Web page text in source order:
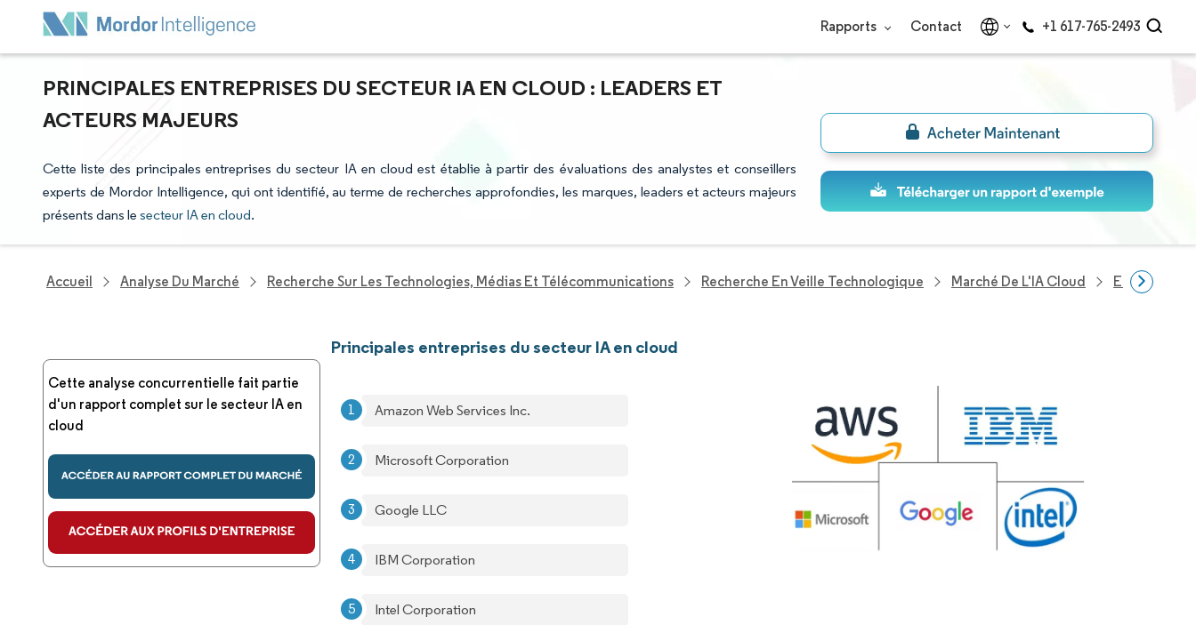
Rapports Contact +1 617-765-2493
PRINCIPALES ENTREPRISES DU SECTEUR IA EN CLOUD : LEADERS ET
ACTEURS MAJEURS
Cette liste des principales entreprises du secteur IA en cloud est établie à partir des évaluations des analystes et conseillers
experts de Mordor Intelligence, qui ont identifié, au terme de recherches approfondies, les marques, leaders et acteurs majeurs
présents dans le secteur IA en cloud.
Accueil Analyse Du Marché Recherche Sur Les Technologies, Médias Et Télécommunications Recherche En Veille Technologique Marché De L'IA Cloud Entreprises
Cette analyse concurrentielle fait partie
d'un rapport complet sur le secteur IA en
cloud
Principales entreprises du secteur IA en cloud
Amazon Web Services Inc.
Microsoft Corporation
Google LLC
IBM Corporation
Intel Corporation